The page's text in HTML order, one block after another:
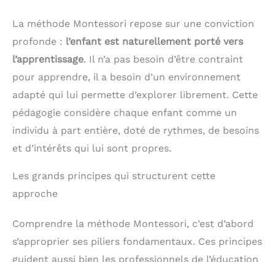
La méthode Montessori repose sur une conviction
profonde : l’enfant est naturellement porté vers
l’apprentissage. Il n’a pas besoin d’être contraint
pour apprendre, il a besoin d’un environnement
adapté qui lui permette d’explorer librement. Cette
pédagogie considère chaque enfant comme un
individu à part entière, doté de rythmes, de besoins
et d’intérêts qui lui sont propres.
Les grands principes qui structurent cette
approche
Comprendre la méthode Montessori, c’est d’abord
s’approprier ses piliers fondamentaux. Ces principes
guident aussi bien les professionnels de l’éducation